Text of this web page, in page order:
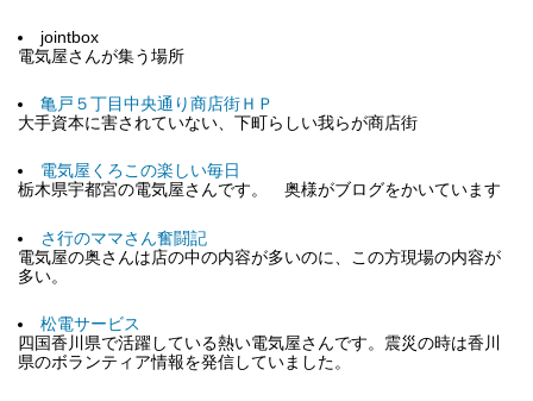
jointbox
電気屋さんが集う場所
亀戸５丁目中央通り商店街ＨＰ
大手資本に害されていない、下町らしい我らが商店街
電気屋くろこの楽しい毎日
栃木県宇都宮の電気屋さんです。 奥様がブログをかいています
さ行のママさん奮闘記
電気屋の奥さんは店の中の内容が多いのに、この方現場の内容が
多い。
松電サービス
四国香川県で活躍している熱い電気屋さんです。震災の時は香川
県のボランティア情報を発信していました。